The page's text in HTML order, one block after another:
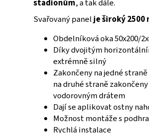
stadionům, a tak dále.
Svařovaný panelje široký 2500
Obdelníková oka 50x200/
Díky dvojitým
extrémně silný
Zakončeny na jedné
na druhé straně
vodorovným drátem
Dají se aplikovat ostny
Možnost montáže s
Rychlá instalace
TZV. ,,PSANÍČKO" Š. 3600 MM V. 2000 MM